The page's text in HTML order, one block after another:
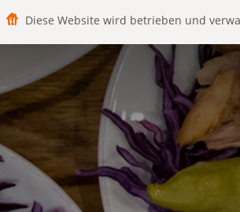
Diese Website wird betrieben und